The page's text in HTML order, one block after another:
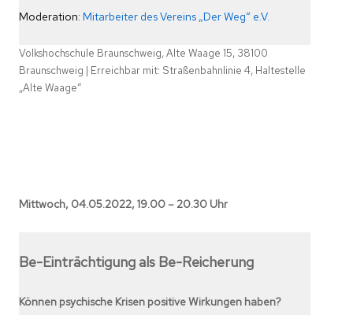
Moderation: Mitarbeiter des Vereins „Der Weg“ e.V.
Volkshochschule Braunschweig, Alte Waage 15, 38100
Braunschweig | Erreichbar mit: Straßenbahnlinie 4, Haltestelle
„Alte Waage“
Mittwoch, 04.05.2022, 19.00 – 20.30 Uhr
Be-Einträchtigung als Be-Reicherung
Können psychische Krisen positive Wirkungen haben?